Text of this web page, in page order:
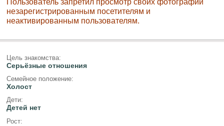
незарегистрированным посетителям и
неактивированным пользователям.
Цель знакомства:
Серьёзные отношения
Семейное положение:
Холост
Дети:
Детей нет
Рост: